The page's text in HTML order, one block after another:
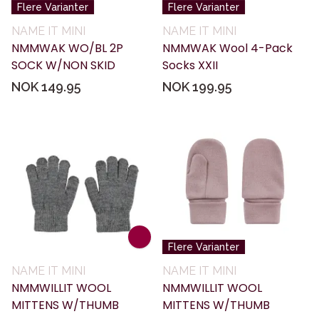
Flere Varianter
NAME IT MINI
NMMWAK WO/BL 2P
SOCK W/NON SKID
NOK 149.95
Flere Varianter
NAME IT MINI
NMMWAK Wool 4-Pack
Socks XXII
NOK 199.95
NAME IT MINI
NMMWILLIT WOOL
MITTENS W/THUMB
Flere Varianter
NAME IT MINI
NMMWILLIT WOOL
MITTENS W/THUMB